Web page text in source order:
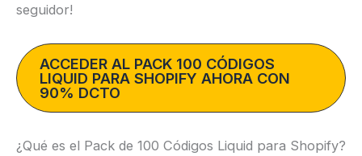
seguidor!
ACCEDER AL PACK 100 CÓDIGOS
LIQUID PARA SHOPIFY AHORA CON
90% DCTO
¿Qué es el Pack de 100 Códigos Liquid para Shopify?